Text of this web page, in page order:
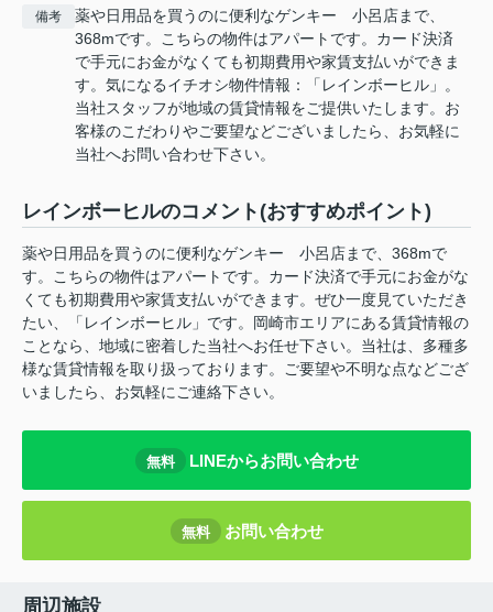
備考
薬や日用品を買うのに便利なゲンキー 小呂店まで、
368mです。こちらの物件はアパートです。カード決済
で手元にお金がなくても初期費用や家賃支払いができま
す。気になるイチオシ物件情報：「レインボーヒル」。
当社スタッフが地域の賃貸情報をご提供いたします。お
客様のこだわりやご要望などございましたら、お気軽に
当社へお問い合わせ下さい。
レインボーヒルのコメント(おすすめポイント)
薬や日用品を買うのに便利なゲンキー 小呂店まで、368mで
す。こちらの物件はアパートです。カード決済で手元にお金がな
くても初期費用や家賃支払いができます。ぜひ一度見ていただき
たい、「レインボーヒル」です。岡崎市エリアにある賃貸情報の
ことなら、地域に密着した当社へお任せ下さい。当社は、多種多
様な賃貸情報を取り扱っております。ご要望や不明な点などござ
いましたら、お気軽にご連絡下さい。
無料 LINEからお問い合わせ
無料 お問い合わせ
周辺施設